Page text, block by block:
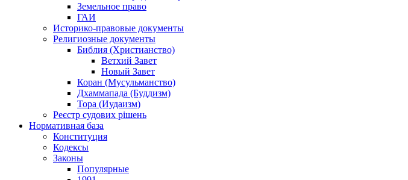
Земельное право
ГАИ
Историко-правовые документы
Религиозные документы
Библия (Христианство)
Ветхий Завет
Новый Завет
Коран (Мусульманство)
Дхаммапада (Буддизм)
Тора (Иудаизм)
Реєстр судових рішень
Нормативная база
Конституция
Кодексы
Законы
Популярные